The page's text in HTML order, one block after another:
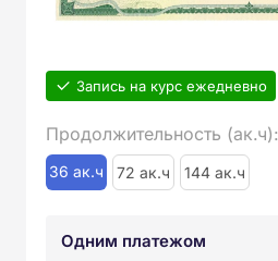
Запись на курс ежедневно
Продолжительность (ак.ч):
36 ак.ч 72 ак.ч 144 ак.ч
Одним платежом